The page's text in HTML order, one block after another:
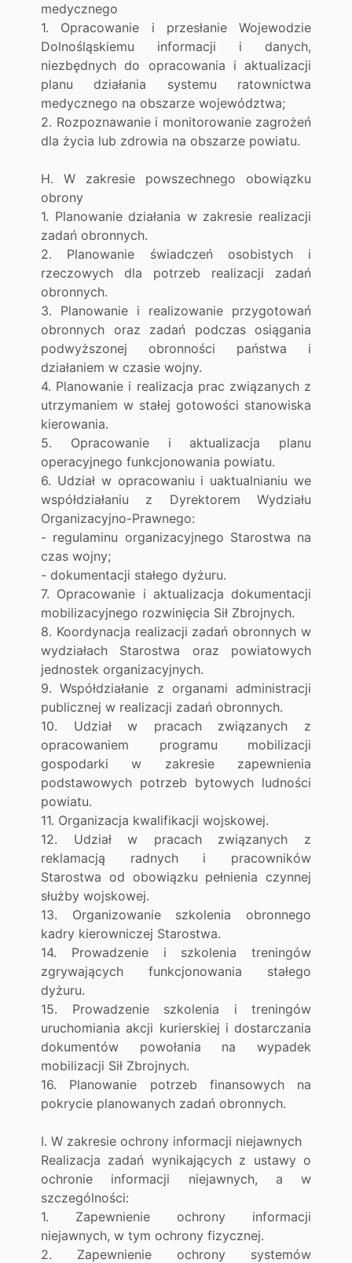
medycznego
1. Opracowanie i przesłanie Wojewodzie
Dolnośląskiemu informacji i danych,
niezbędnych do opracowania i aktualizacji
planu działania systemu ratownictwa
medycznego na obszarze województwa;
2. Rozpoznawanie i monitorowanie zagrożeń
dla życia lub zdrowia na obszarze powiatu.
H. W zakresie powszechnego obowiązku
obrony
1. Planowanie działania w zakresie realizacji
zadań obronnych.
2. Planowanie świadczeń osobistych i
rzeczowych dla potrzeb realizacji zadań
obronnych.
3. Planowanie i realizowanie przygotowań
obronnych oraz zadań podczas osiągania
podwyższonej obronności państwa i
działaniem w czasie wojny.
4. Planowanie i realizacja prac związanych z
utrzymaniem w stałej gotowości stanowiska
kierowania.
5. Opracowanie i aktualizacja planu
operacyjnego funkcjonowania powiatu.
6. Udział w opracowaniu i uaktualnianiu we
współdziałaniu z Dyrektorem Wydziału
Organizacyjno-Prawnego:
- regulaminu organizacyjnego Starostwa na
czas wojny;
- dokumentacji stałego dyżuru.
7. Opracowanie i aktualizacja dokumentacji
mobilizacyjnego rozwinięcia Sił Zbrojnych.
8. Koordynacja realizacji zadań obronnych w
wydziałach Starostwa oraz powiatowych
jednostek organizacyjnych.
9. Współdziałanie z organami administracji
publicznej w realizacji zadań obronnych.
10. Udział w pracach związanych z
opracowaniem programu mobilizacji
gospodarki w zakresie zapewnienia
podstawowych potrzeb bytowych ludności
powiatu.
11. Organizacja kwalifikacji wojskowej.
12. Udział w pracach związanych z
reklamacją radnych i pracowników
Starostwa od obowiązku pełnienia czynnej
służby wojskowej.
13. Organizowanie szkolenia obronnego
kadry kierowniczej Starostwa.
14. Prowadzenie i szkolenia treningów
zgrywających funkcjonowania stałego
dyżuru.
15. Prowadzenie szkolenia i treningów
uruchomiania akcji kurierskiej i dostarczania
dokumentów powołania na wypadek
mobilizacji Sił Zbrojnych.
16. Planowanie potrzeb finansowych na
pokrycie planowanych zadań obronnych.
I. W zakresie ochrony informacji niejawnych
Realizacja zadań wynikających z ustawy o
ochronie informacji niejawnych, a w
szczególności:
1. Zapewnienie ochrony informacji
niejawnych, w tym ochrony fizycznej.
2. Zapewnienie ochrony systemów